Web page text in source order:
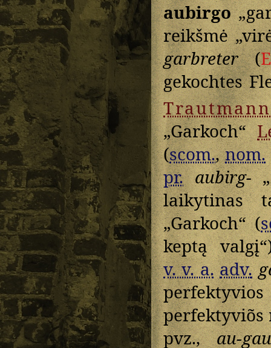
aubirgo
reikšmė
garbreter(
gekochtes
Trautmann
„Garkoch“
(scom.,nom.
pr. aubirg-
„Garkoch“ (
keptą
v. v. a. adv.
pvz.,au-